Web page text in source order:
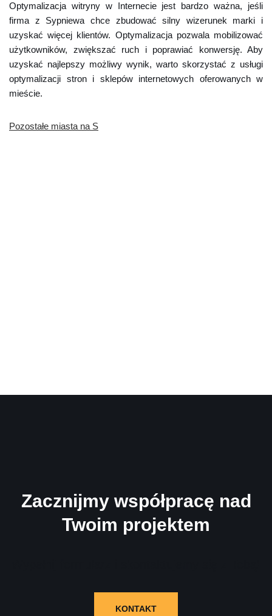
Optymalizacja witryny w Internecie jest bardzo ważna, jeśli
firma z Sypniewa chce zbudować silny wizerunek marki i
uzyskać więcej klientów. Optymalizacja pozwala mobilizować
użytkowników, zwiększać ruch i poprawiać konwersję. Aby
uzyskać najlepszy możliwy wynik, warto skorzystać z usługi
optymalizacji stron i sklepów internetowych oferowanych w
mieście.
Pozostałe miasta na S
Zacznijmy współpracę nad
Twoim projektem
KONTAKT